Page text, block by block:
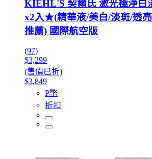
KIEHL'S 契爾氏 激光極淨白
x2入★(精華液/美白/淡斑/透
推薦) 國際航空版
(97)
$3,299
(售價已折)
$3,849
P幣
折扣